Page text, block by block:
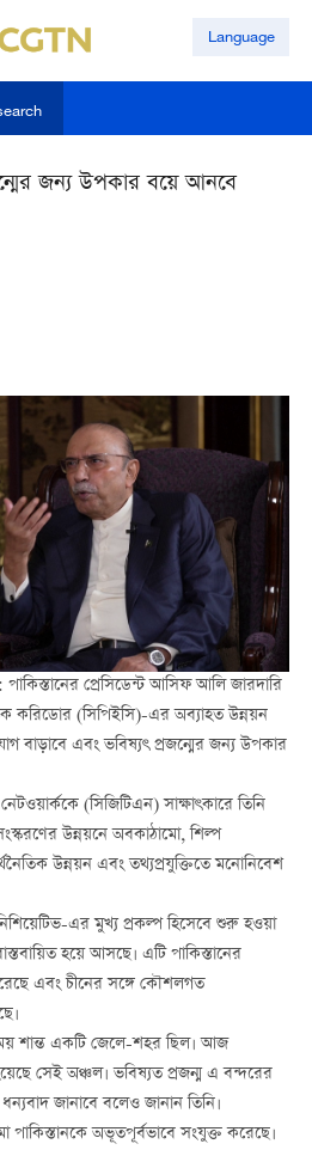
Language
জন্য উপকার বয়ে আনবে
প্রেসিডেন্ট আসিফ আলি জারদারি
করিডোর (সিপিইসি)-এর অব্যাহত উন্নয়ন
বাড়াবে এবং ভবিষ্যৎ প্রজন্মের জন্য উপকার
(সিজিটিএন) সাক্ষাৎকারে তিনি
উন্নয়নে অবকাঠামো, শিল্প
উন্নয়ন এবং তথ্যপ্রযুক্তিতে মনোনিবেশ
এর মুখ্য প্রকল্প হিসেবে শুরু হওয়া
হয়ে আসছে। এটি পাকিস্তানের
এবং চীনের সঙ্গে কৌশলগত
শান্ত একটি জেলে-শহর ছিল। আজ
হয়েছে সেই অঞ্চল। ভবিষ্যত প্রজন্ম এ বন্দরের
জানাবে বলেও জানান তিনি।
অভূতপূর্বভাবে সংযুক্ত করেছে।